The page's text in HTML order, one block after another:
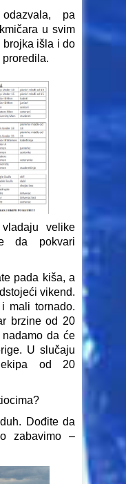
pa
u svim
brojka išla i do
velike
da pokvari
pada kiša, a
vikend.
mali tornado.
brzine od 20
da će
U slučaju
od 20
Dođite da
zabavimo –